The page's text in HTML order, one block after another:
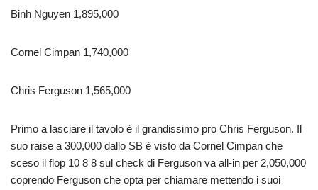
Binh Nguyen 1,895,000
Cornel Cimpan 1,740,000
Chris Ferguson 1,565,000
Primo a lasciare il tavolo è il grandissimo pro Chris Ferguson. Il
suo raise a 300,000 dallo SB è visto da Cornel Cimpan che
sceso il flop 10 8 8 sul check di Ferguson va all-in per 2,050,000
coprendo Ferguson che opta per chiamare mettendo i suoi